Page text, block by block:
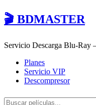
🎬 BDMASTER
Servicio Descarga Blu-Ray
Planes
Servicio VIP
Descompresor